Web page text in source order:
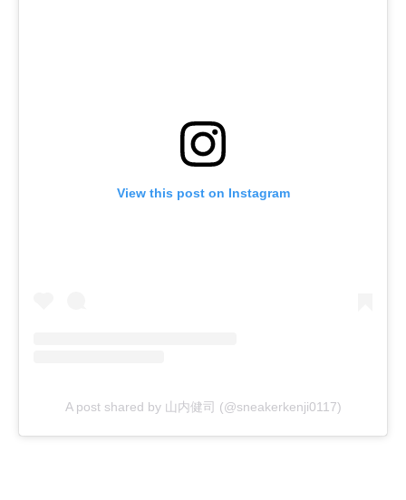
View this post on Instagram
A post shared by 山内健司 (@sneakerkenji0117)